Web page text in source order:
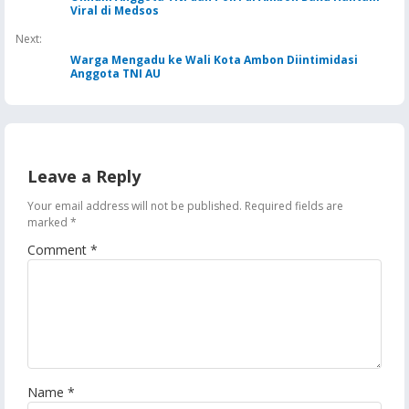
Viral di Medsos
Next:
Warga Mengadu ke Wali Kota Ambon Diintimidasi
Anggota TNI AU
Leave a Reply
Your email address will not be published. Required fields are
marked *
Comment *
Name *